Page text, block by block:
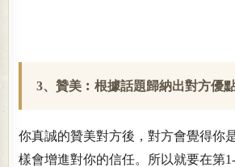
3、贊美︰根據話題歸納出對方優
你真誠的贊美對方後，對方會覺得你
樣會增進對你的信任。所以就要在第